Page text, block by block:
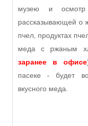
музею и осмотр
рассказывающей о
пчел, продуктах
меда с ржаным
заранее в офисе
пасеке - будет
вкусного меда.